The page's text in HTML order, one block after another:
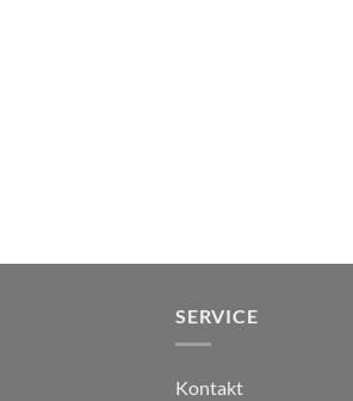
SERVICE
Kontakt